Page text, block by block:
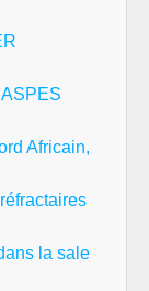
Africain,
la sale